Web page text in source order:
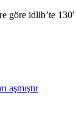
göre idlib’te
aşmıştır